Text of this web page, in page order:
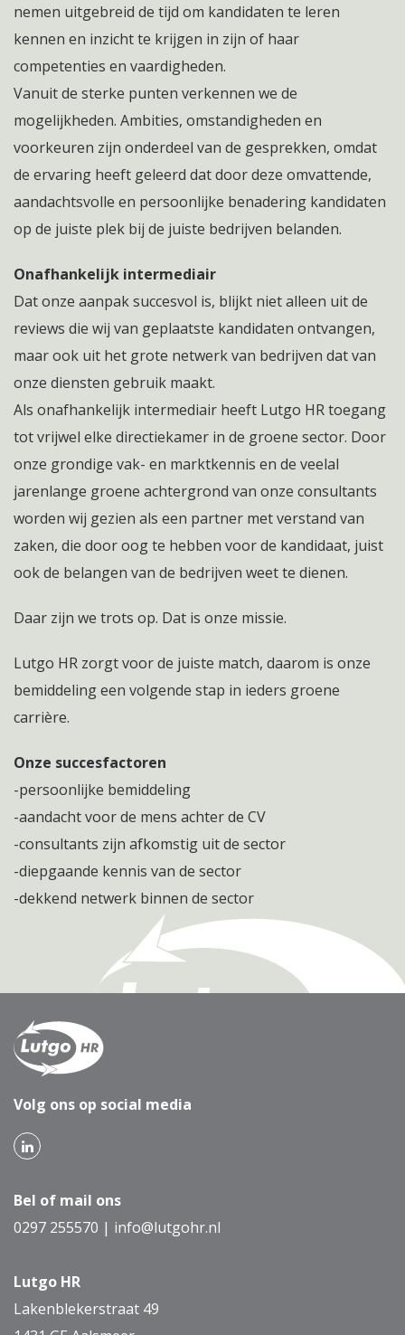
nemen uitgebreid de tijd om kandidaten te leren
kennen en inzicht te krijgen in zijn of haar
competenties en vaardigheden.
Vanuit de sterke punten verkennen we de
mogelijkheden. Ambities, omstandigheden en
voorkeuren zijn onderdeel van de gesprekken, omdat
de ervaring heeft geleerd dat door deze omvattende,
aandachtsvolle en persoonlijke benadering kandidaten
op de juiste plek bij de juiste bedrijven belanden.
Onafhankelijk intermediair
Dat onze aanpak succesvol is, blijkt niet alleen uit de
reviews die wij van geplaatste kandidaten ontvangen,
maar ook uit het grote netwerk van bedrijven dat van
onze diensten gebruik maakt.
Als onafhankelijk intermediair heeft Lutgo HR toegang
tot vrijwel elke directiekamer in de groene sector. Door
onze grondige vak- en marktkennis en de veelal
jarenlange groene achtergrond van onze consultants
worden wij gezien als een partner met verstand van
zaken, die door oog te hebben voor de kandidaat, juist
ook de belangen van de bedrijven weet te dienen.
Daar zijn we trots op. Dat is onze missie.
Lutgo HR zorgt voor de juiste match, daarom is onze
bemiddeling een volgende stap in ieders groene
carrière.
Onze succesfactoren
-persoonlijke bemiddeling
-aandacht voor de mens achter de CV
-consultants zijn afkomstig uit de sector
-diepgaande kennis van de sector
-dekkend netwerk binnen de sector
Volg ons op social media
Bel of mail ons
0297 255570 | info@lutgohr.nl
Lutgo HR
Lakenblekerstraat 49